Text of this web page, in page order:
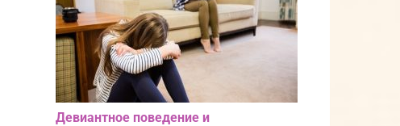
Девиантное поведение и